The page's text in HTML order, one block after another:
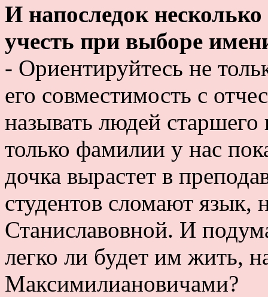
И напоследок
учесть при выборе
- Ориентируйтесь не
его совместимость с
называть людей
только фамилии у нас
дочка вырастет в
студентов сломают язык,
Станиславовной. И
легко ли будет им жить,
Максимилиановичами?